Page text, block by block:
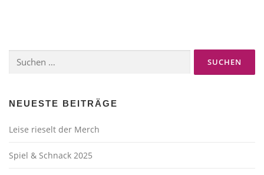
nach:
NEUESTE BEITRÄGE
Leise rieselt der Merch
Spiel & Schnack 2025